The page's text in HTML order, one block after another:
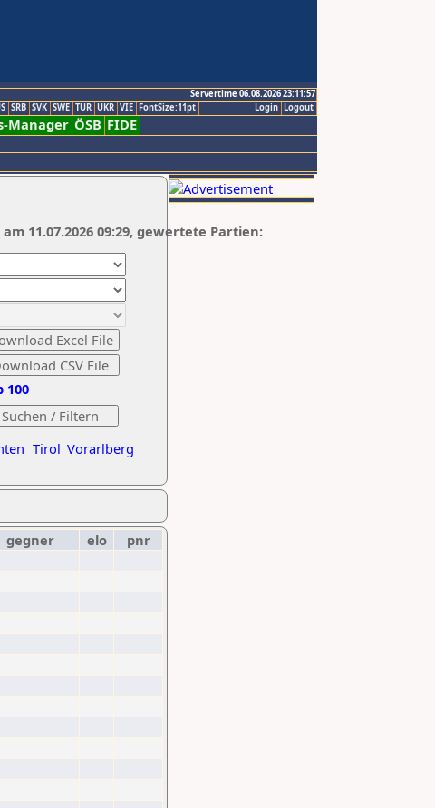
Servertime 06.08.2026 23:11:57
Logout
Login
SRB SVK SWE TUR UKR VIE FontSize:11pt
Manager ÖSB FIDE
Tirol Vorarlberg
100
11.07.2026 09:29, gewertete Partien:
gegner elo
pnr